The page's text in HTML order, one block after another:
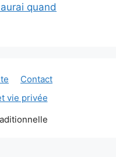
quand
Contact
vie privée